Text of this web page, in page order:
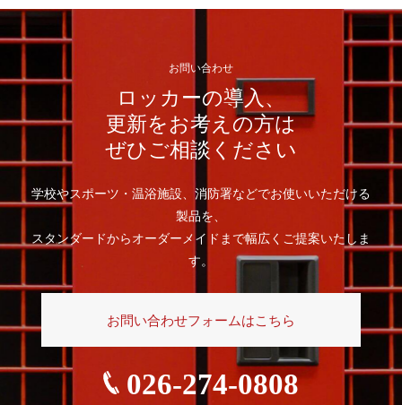
お問い合わせ
ロッカーの導入、
更新をお考えの方は
ぜひご相談ください
学校やスポーツ・温浴施設、消防署などでお使いいただける
製品を、
スタンダードからオーダーメイドまで幅広くご提案いたしま
す。
お問い合わせフォームはこちら
026-274-0808